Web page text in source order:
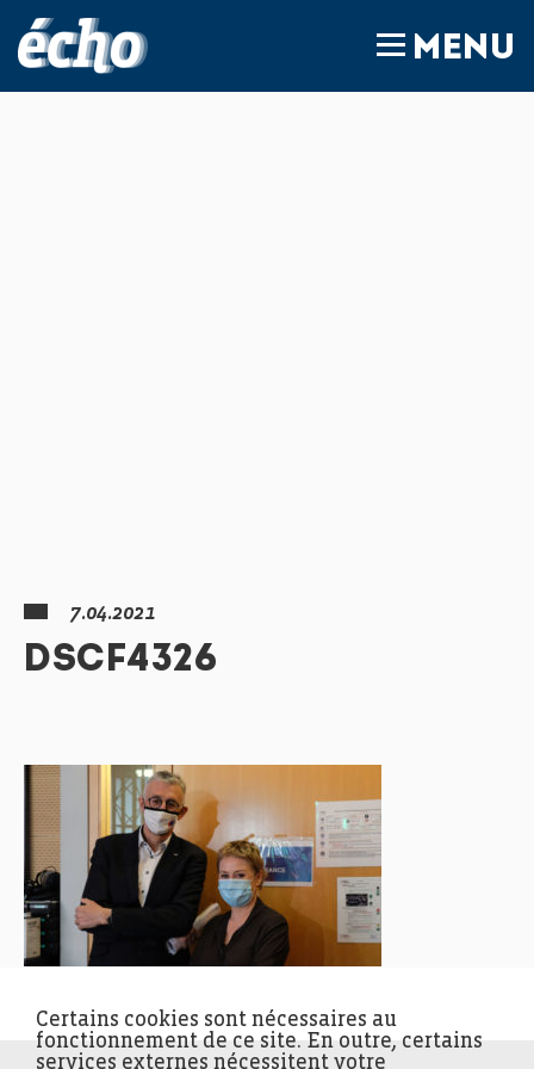
MENU
7.04.2021
DSCF4326
Certains cookies sont nécessaires au
fonctionnement de ce site. En outre, certains
services externes nécessitent votre